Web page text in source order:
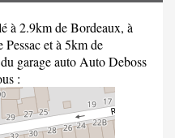
à 2.9km de Bordeaux, à
et à 5km de
garage auto Auto Deboss
: